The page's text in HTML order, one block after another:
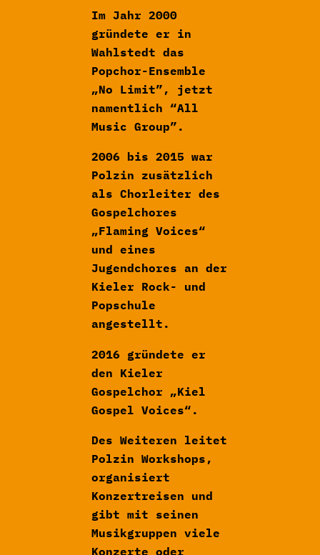
Im Jahr 2000
gründete er in
Wahlstedt das
Popchor-Ensemble
„No Limit”, jetzt
namentlich “All
Music Group”.
2006 bis 2015 war
Polzin zusätzlich
als Chorleiter des
Gospelchores
„Flaming Voices“
und eines
Jugendchores an der
Kieler Rock- und
Popschule
angestellt.
2016 gründete er
den Kieler
Gospelchor „Kiel
Gospel Voices“.
Des Weiteren leitet
Polzin Workshops,
organisiert
Konzertreisen und
gibt mit seinen
Musikgruppen viele
Konzerte oder